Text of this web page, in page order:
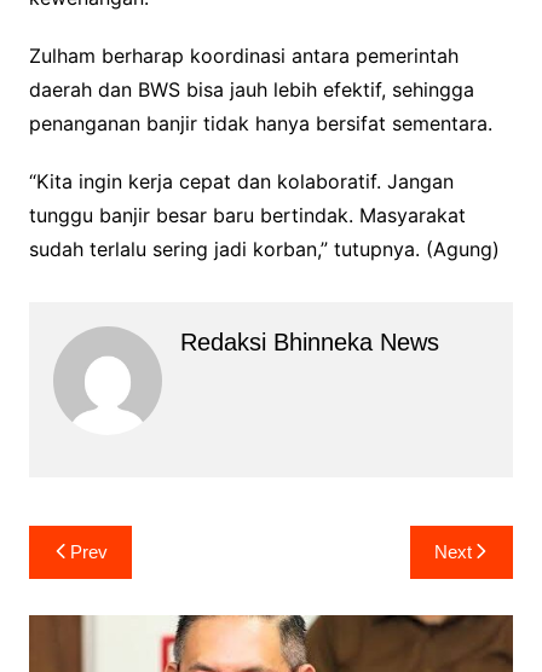
Zulham berharap koordinasi antara pemerintah
daerah dan BWS bisa jauh lebih efektif, sehingga
penanganan banjir tidak hanya bersifat sementara.
“Kita ingin kerja cepat dan kolaboratif. Jangan
tunggu banjir besar baru bertindak. Masyarakat
sudah terlalu sering jadi korban,” tutupnya. (Agung)
Redaksi Bhinneka News
Navigasi
pos
Prev Next